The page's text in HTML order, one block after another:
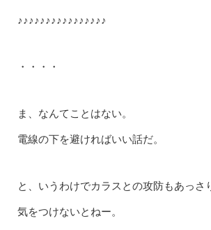
♪♪♪♪♪♪♪♪♪♪♪♪♪♪♪♪
・・・・
ま、なんてことはない。
電線の下を避ければいい話だ。
と、いうわけでカラスとの攻防もあっさ
気をつけないとねー。